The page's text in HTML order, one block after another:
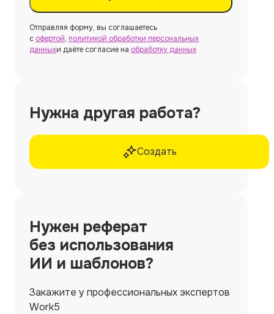
Отправляя форму, вы соглашаетесь
с офертой, политикой обработки персональных
данныхи даёте согласие на обработку данных
Нужна другая работа?
Создать
Нужен реферат
без использования
ИИ и шаблонов?
Закажите у профессиональных экспертов
Work5